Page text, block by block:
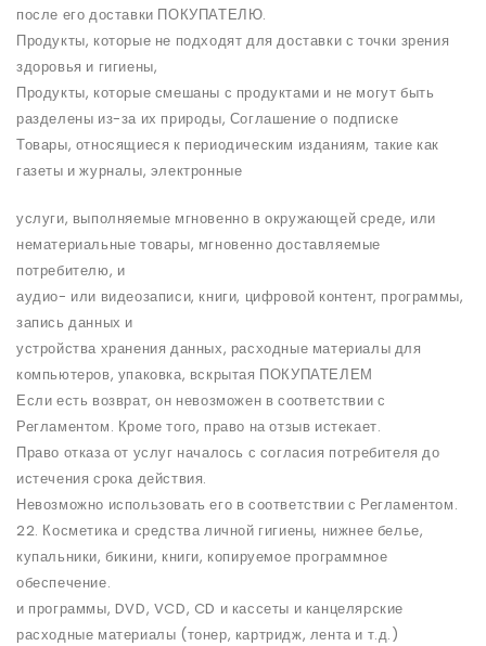
после его доставки ПОКУПАТЕЛЮ.
Продукты, которые не подходят для доставки с точки зрения
здоровья и гигиены,
Продукты, которые смешаны с продуктами и не могут быть
разделены из-за их природы, Соглашение о подписке
Товары, относящиеся к периодическим изданиям, такие как
газеты и журналы, электронные
услуги, выполняемые мгновенно в окружающей среде, или
нематериальные товары, мгновенно доставляемые
потребителю, и
аудио- или видеозаписи, книги, цифровой контент, программы,
запись данных и
устройства хранения данных, расходные материалы для
компьютеров, упаковка, вскрытая ПОКУПАТЕЛЕМ
Если есть возврат, он невозможен в соответствии с
Регламентом. Кроме того, право на отзыв истекает.
Право отказа от услуг началось с согласия потребителя до
истечения срока действия.
Невозможно использовать его в соответствии с Регламентом.
22. Косметика и средства личной гигиены, нижнее белье,
купальники, бикини, книги, копируемое программное
обеспечение.
и программы, DVD, VCD, CD и кассеты и канцелярские
расходные материалы (тонер, картридж, лента и т.д.)